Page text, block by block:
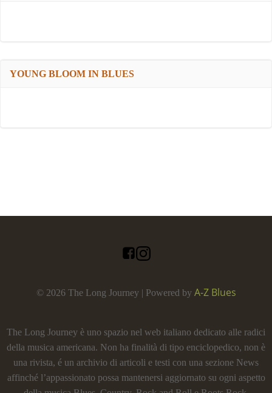
YOUNG BLOOM IN BLUES
© 2026 The Long Journey | Powered by A-Z Blues
The Long Journey è uno spazio nel web italiano dedicato alle radici
della musica americana. Non ha finalità di tipo enciclopedico, non è
una rivista, é un archivio di articoli e testi con una sezione News
affinché l’appassionato possa mantenersi aggiornato su ogni aspetto